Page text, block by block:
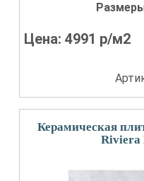
Цена:4991 р/м2
Керамическая
Riviera